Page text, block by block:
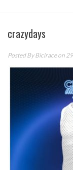
crazydays
Posted ByBiciraceon